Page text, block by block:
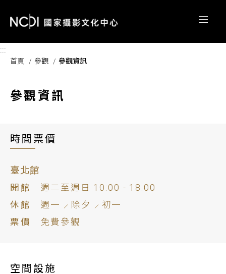
:::
首頁 參觀 參觀資訊
參觀資訊
時間票價
臺北館
開館 週二至週日 10:00 - 18:00
休館
週一 除夕
初一
票價
免費參觀
空間設施